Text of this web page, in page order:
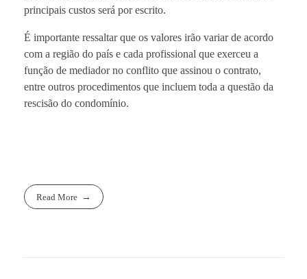
principais custos será por escrito.
É importante ressaltar que os valores irão variar de acordo
com a região do país e cada profissional que exerceu a
função de mediador no conflito que assinou o contrato,
entre outros procedimentos que incluem toda a questão da
rescisão do condomínio.
Read More